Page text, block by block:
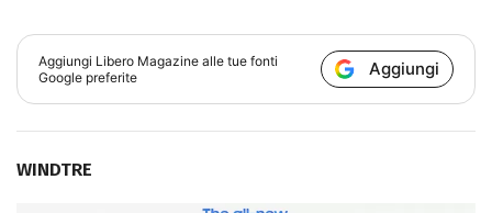
Aggiungi Libero Magazine alle tue fonti
Google preferite
Aggiungi
WINDTRE